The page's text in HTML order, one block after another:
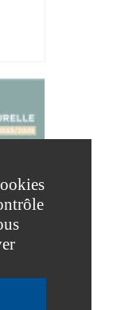
2026